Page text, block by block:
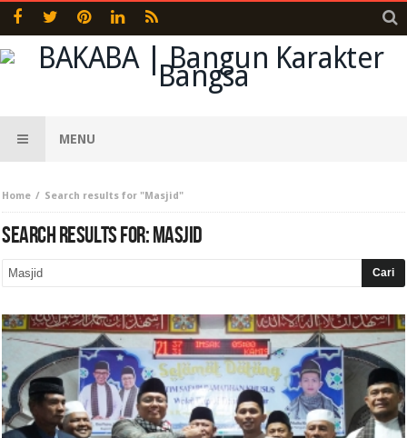
MENU
Home Search results for "Masjid"
SEARCH RESULTS FOR:MASJID